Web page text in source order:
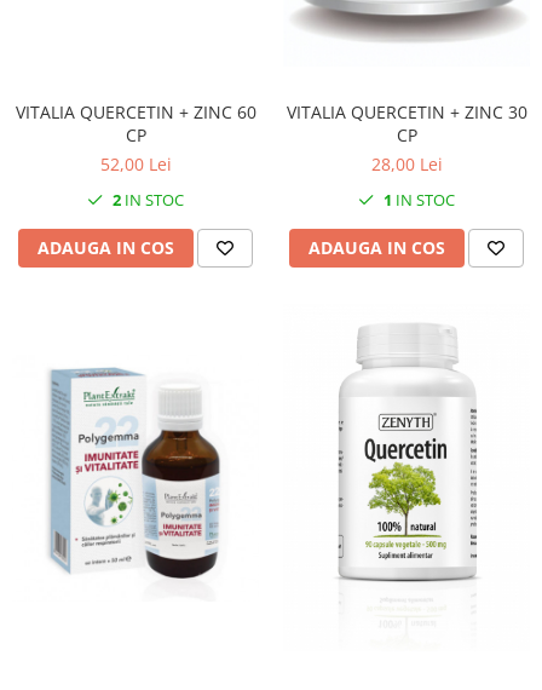
VITALIA QUERCETIN + ZINC 60
CP
52,00 Lei
2 IN STOC
ADAUGA IN COS
VITALIA QUERCETIN + ZINC 30
CP
28,00 Lei
1 IN STOC
ADAUGA IN COS